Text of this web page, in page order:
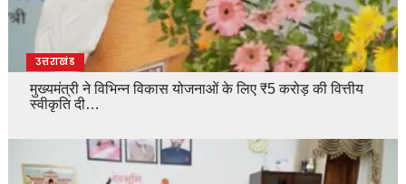
उत्तराखंड
मुख्यमंत्री ने विभिन्न विकास योजनाओं के लिए ₹5 करोड़ की वित्तीय
स्वीकृति दी…